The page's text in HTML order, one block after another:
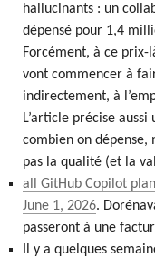
hallucinants : un
dépensé pour 1,4
Forcément, à ce
vont commencer à
indirectement, à
L’article précise
combien on dépense,
pas la qualité (et la
all GitHub Copilot
June 1, 2026.
passeront à une
Il y a quelques